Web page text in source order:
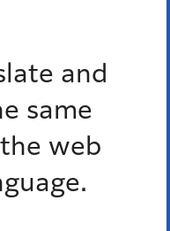
and
same
the web
までのイベント